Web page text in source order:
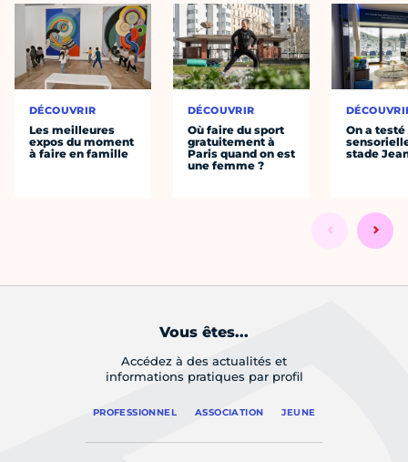
DÉCOUVRIR
Les meilleures
expos du moment
à faire en famille
DÉCOUVRIR
Où faire du sport
gratuitement à
Paris quand on est
une femme ?
On a
stade
Vous êtes...
Accédez à des actualités et
informations pratiques par profil
PROFESSIONNEL ASSOCIATION JEUNE